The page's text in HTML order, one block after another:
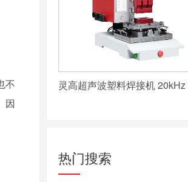
不
因
热门搜索